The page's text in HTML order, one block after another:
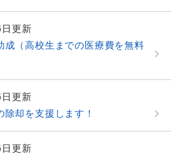
更新
成（高校生までの医療費を無料
更新
却を支援します！
更新